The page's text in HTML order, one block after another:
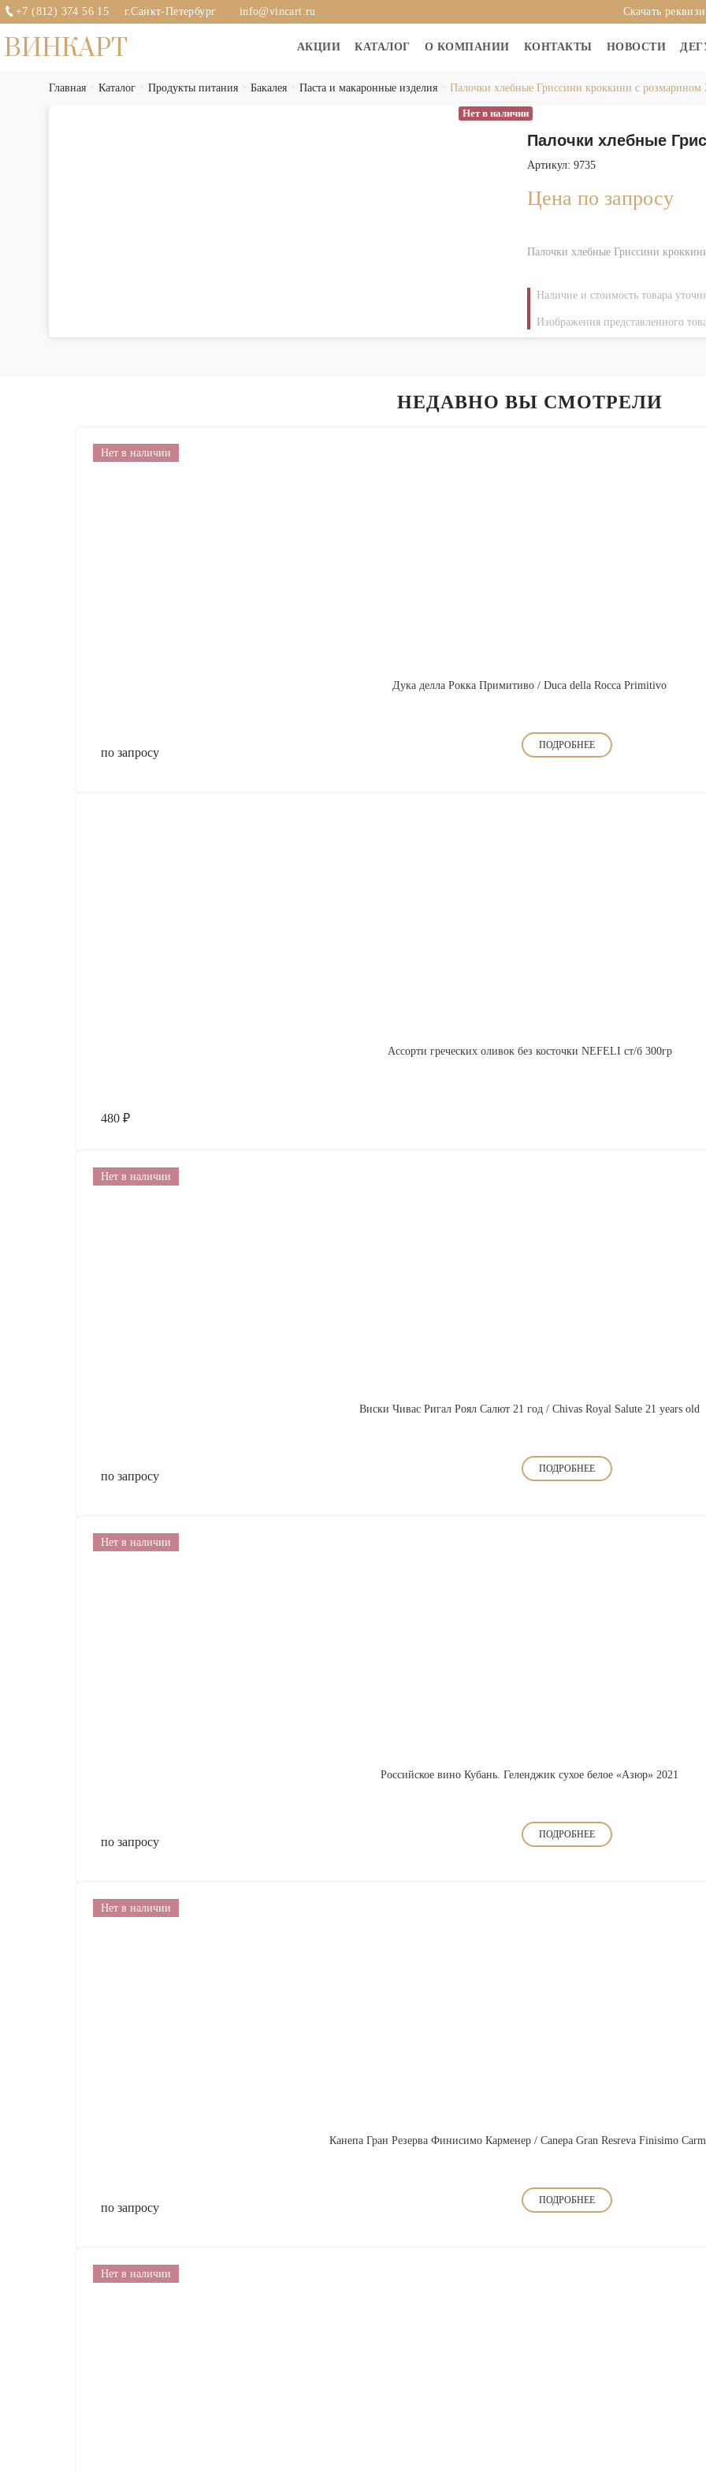
+7 (812) 374 56 15 г.Санкт-Петербург info@vincart.ru Скачать
ВИНКАРТ АКЦИИ КАТАЛОГ О КОМПАНИИ КОНТАКТЫ НОВОСТИ
Главная Каталог Продукты питания Бакалея Паста и макаронные изделия Палочки хлебные Гриссини кроккини с розмарином
Нет в наличии
Палочки хлебные
Артикул: 9735
Цена по запросу
Палочки хлебные Гриссини
Наличие и стоимость товара
Изображения представленного
НЕДАВНО ВЫ СМОТРЕЛИ
Нет в наличии
Дука делла Рокка Примитиво / Duca della Rocca Primitivo
по запросу
ПОДРОБНЕЕ
Ассорти греческих оливок без косточки NEFELI ст/б 300гр
480 ₽
Нет в наличии
Виски Чивас Ригал Роял Салют 21 год / Chivas Royal Salute 21 years old
по запросу
ПОДРОБНЕЕ
Нет в наличии
Российское вино Кубань. Геленджик сухое белое «Азюр» 2021
по запросу
ПОДРОБНЕЕ
Нет в наличии
Канепа Гран Резерва Финисимо Карменер / Canepa Gran Resreva Finisimo
по запросу
ПОДРОБНЕЕ
Нет в наличии